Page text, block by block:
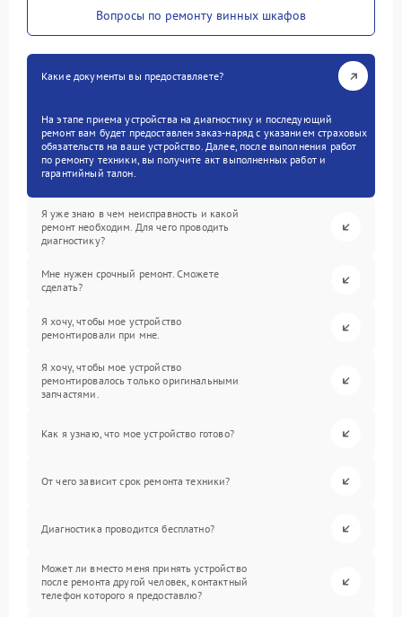
Вопросы по ремонту винных шкафов
Какие документы вы предоставляете?
На этапе приема устройства на диагностику и последующий
ремонт вам будет предоставлен заказ-наряд с указанием страховых
обязательств на ваше устройство. Далее, после выполнения работ
по ремонту техники, вы получите акт выполненных работ и
гарантийный талон.
Я уже знаю в чем неисправность и какой
ремонт необходим. Для чего проводить
диагностику?
Мне нужен срочный ремонт. Сможете
сделать?
Я хочу, чтобы мое устройство
ремонтировали при мне.
Я хочу, чтобы мое устройство
ремонтировалось только оригинальными
запчастями.
Как я узнаю, что мое устройство готово?
От чего зависит срок ремонта техники?
Диагностика проводится бесплатно?
Может ли вместо меня принять устройство
после ремонта другой человек, контактный
телефон которого я предоставлю?